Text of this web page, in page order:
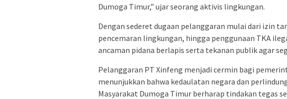
Dumoga Timur,” ujar seorang aktivis lingkungan.
Dengan sederet dugaan pelanggaran mulai dari izin
pencemaran lingkungan, hingga penggunaan TKA
ancaman pidana berlapis serta tekanan publik agar
Pelanggaran PT Xinfeng menjadi cermin bagi
menunjukkan bahwa kedaulatan negara dan
Masyarakat Dumoga Timur berharap tindakan tegas